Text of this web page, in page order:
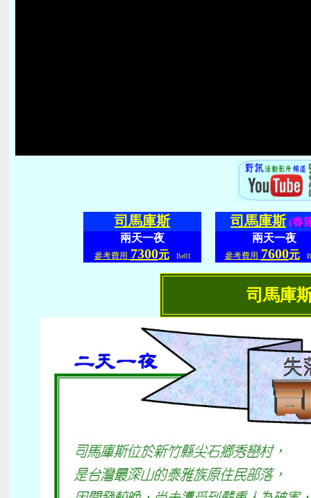
司馬庫斯
兩天一夜
參考費用 7300元 Be01
司馬庫斯 (春
兩天一夜
參考費用 7600元
司馬庫